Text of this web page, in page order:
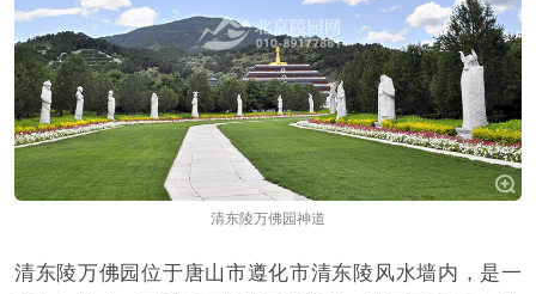
清东陵万佛园神道
清东陵万佛园位于唐山市遵化市清东陵风水墙内，是一